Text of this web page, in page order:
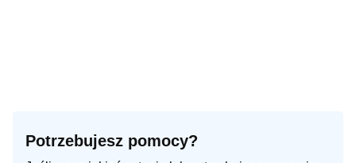
Potrzebujesz pomocy?